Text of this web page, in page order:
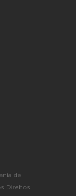
de
Direitos